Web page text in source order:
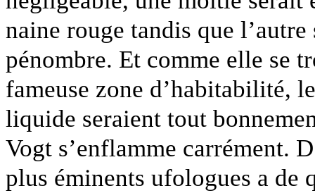
naine rouge tandis que
pénombre. Et comme elle se
fameuse zone d’habitabilité,
liquide seraient tout
Vogt s’enflamme carrément.
plus éminents ufologues a de